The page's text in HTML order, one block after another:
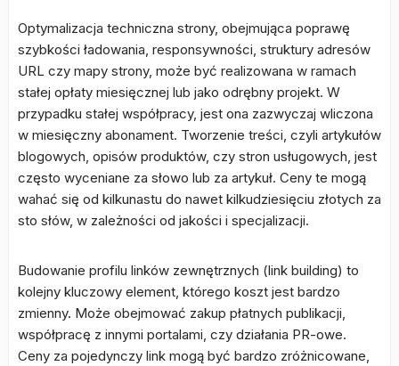
Optymalizacja techniczna strony, obejmująca poprawę
szybkości ładowania, responsywności, struktury adresów
URL czy mapy strony, może być realizowana w ramach
stałej opłaty miesięcznej lub jako odrębny projekt. W
przypadku stałej współpracy, jest ona zazwyczaj wliczona
w miesięczny abonament. Tworzenie treści, czyli artykułów
blogowych, opisów produktów, czy stron usługowych, jest
często wyceniane za słowo lub za artykuł. Ceny te mogą
wahać się od kilkunastu do nawet kilkudziesięciu złotych za
sto słów, w zależności od jakości i specjalizacji.
Budowanie profilu linków zewnętrznych (link building) to
kolejny kluczowy element, którego koszt jest bardzo
zmienny. Może obejmować zakup płatnych publikacji,
współpracę z innymi portalami, czy działania PR-owe.
Ceny za pojedynczy link mogą być bardzo zróżnicowane,